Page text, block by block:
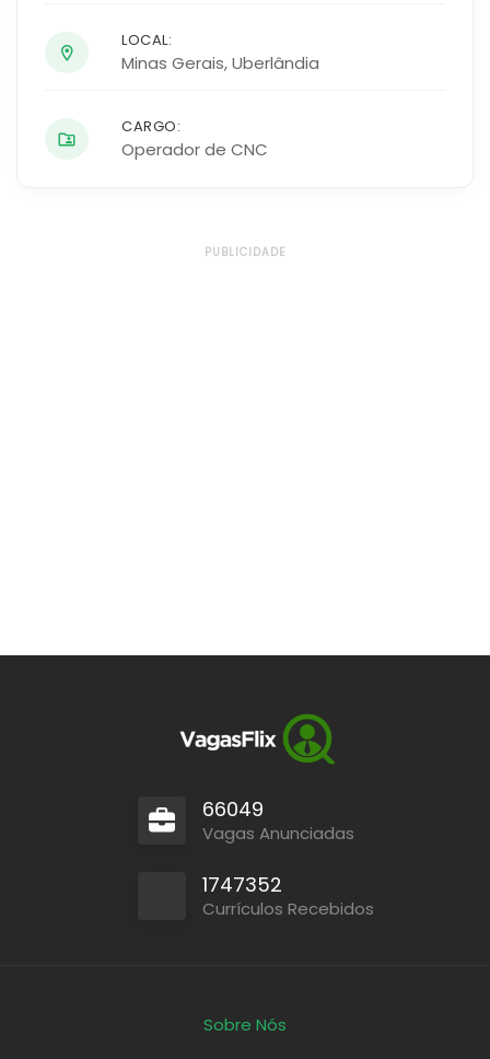
LOCAL:
Minas Gerais,Uberlândia
CARGO:
Operador de CNC
PUBLICIDADE
66049
Vagas Anunciadas
1747352
Currículos Recebidos
Sobre Nós